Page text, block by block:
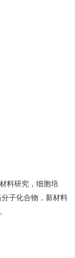
料研究，细胞培
子化合物，新材料